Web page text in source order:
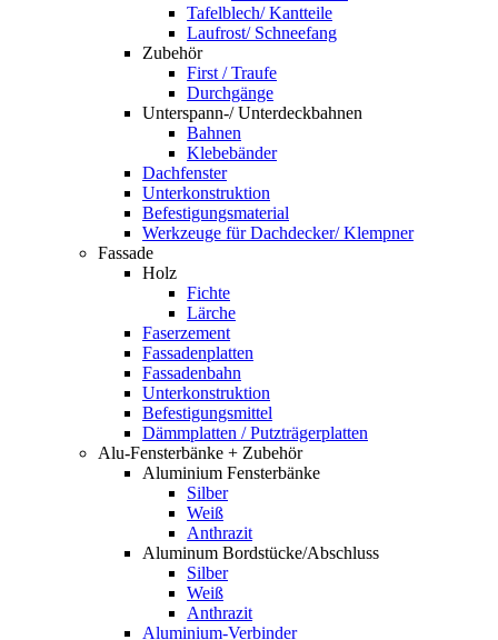
Tafelblech/ Kantteile
Laufrost/ Schneefang
Zubehör
First / Traufe
Durchgänge
Unterspann-/ Unterdeckbahnen
Bahnen
Klebebänder
Dachfenster
Unterkonstruktion
Befestigungsmaterial
Werkzeuge für Dachdecker/ Klempner
Fassade
Holz
Fichte
Lärche
Faserzement
Fassadenplatten
Fassadenbahn
Unterkonstruktion
Befestigungsmittel
Dämmplatten / Putzträgerplatten
Alu-Fensterbänke + Zubehör
Aluminium Fensterbänke
Silber
Weiß
Anthrazit
Aluminum Bordstücke/Abschluss
Silber
Weiß
Anthrazit
Aluminium-Verbinder